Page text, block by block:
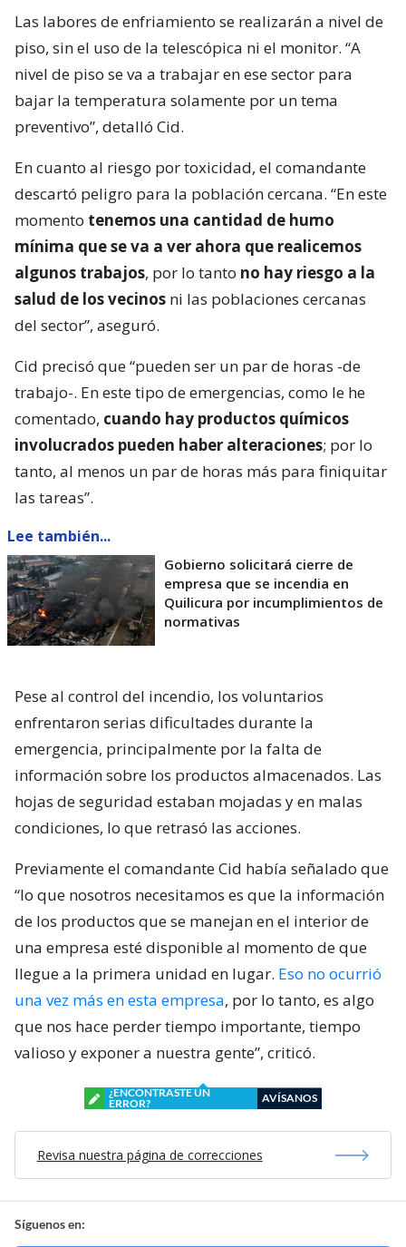
Las labores de enfriamiento se realizarán a nivel de
piso, sin el uso de la telescópica ni el monitor. “A
nivel de piso se va a trabajar en ese sector para
bajar la temperatura solamente por un tema
preventivo”, detalló Cid.
En cuanto al riesgo por toxicidad, el comandante
descartó peligro para la población cercana. “En este
momento tenemos una cantidad de humo
mínima que se va a ver ahora que realicemos
algunos trabajos, por lo tanto no hay riesgo a la
salud de los vecinos ni las poblaciones cercanas
del sector”, aseguró.
Cid precisó que “pueden ser un par de horas -de
trabajo-. En este tipo de emergencias, como le he
comentado, cuando hay productos químicos
involucrados pueden haber alteraciones; por lo
tanto, al menos un par de horas más para finiquitar
las tareas”.
Lee también...
Gobierno solicitará cierre de
empresa que se incendia en
Quilicura por incumplimientos de
normativas
Pese al control del incendio, los voluntarios
enfrentaron serias dificultades durante la
emergencia, principalmente por la falta de
información sobre los productos almacenados. Las
hojas de seguridad estaban mojadas y en malas
condiciones, lo que retrasó las acciones.
Previamente el comandante Cid había señalado que
“lo que nosotros necesitamos es que la información
de los productos que se manejan en el interior de
una empresa esté disponible al momento de que
llegue a la primera unidad en lugar. Eso no ocurrió
una vez más en esta empresa, por lo tanto, es algo
que nos hace perder tiempo importante, tiempo
valioso y exponer a nuestra gente”, criticó.
¿ENCONTRASTE UN
ERROR?
AVÍSANOS
Revisa nuestra página de correcciones
Síguenos en: